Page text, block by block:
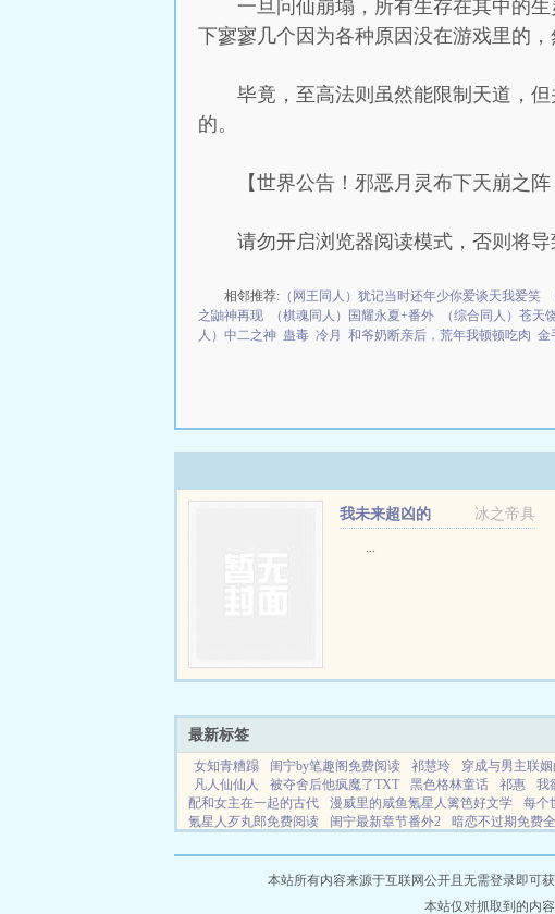
一旦问仙崩塌，所有生存在其中的
下寥寥几个因为各种原因没在游戏里的，
毕竟，至高法则虽然能限制天道，
的。
【世界公告！邪恶月灵布下天崩之
请勿开启浏览器阅读模式，否则将
相邻推荐: （网王同人）犹记当时还年少你爱谈天我爱笑
之鼬神再现
（棋魂同人）国耀永夏+番外 （综合同人）苍天
人）中二之神 蛊毒 冷月 和爷奶断亲后，荒年我顿顿吃肉 金
冰之帝具
我未来超凶的
...
最新标签
女知青糟蹋 闺宁by笔趣阁免费阅读 祁慧玲 穿成与男主联
凡人仙仙人
被夺舍后他疯魔了TXT 黑色格林童话 祁惠 我
配和女主在一起的古代
漫威里的咸鱼氪星人篱笆好文学 每个
氪星人歹丸郎免费阅读
闺宁最新章节番外2 暗恋不过期免费
为师之后女师男徒
七零团宠娇娇大小姐全文免费阅读 穿书
本站所有内容来源于互联网公开且无需登录即可
本站仅对抓取到的内